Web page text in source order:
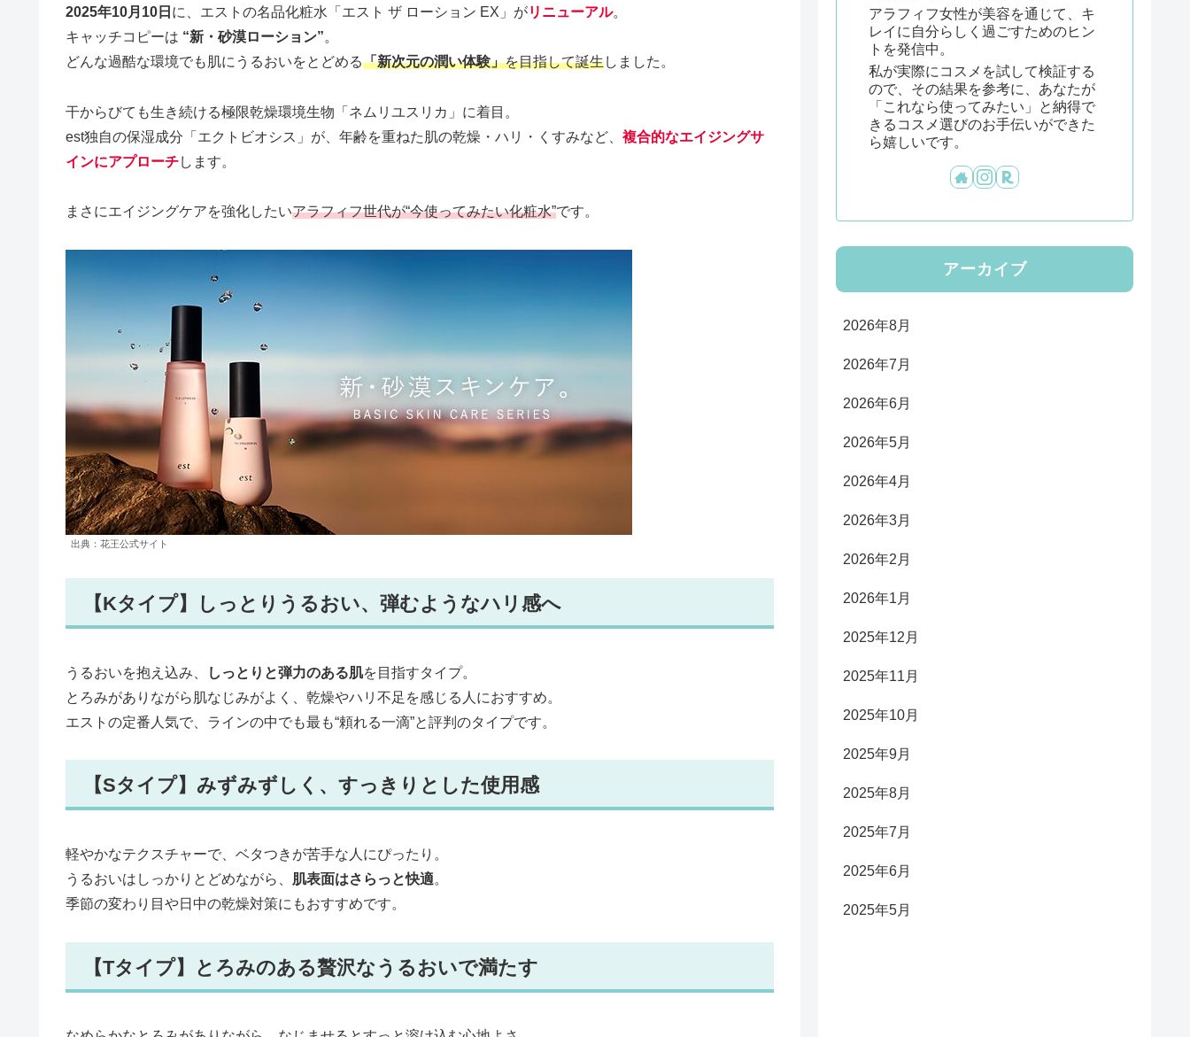
2025年10月10日 に、エストの名品化粧水「エスト ザ ローション EX」がリニューアル。
キャッチコピーは “新・砂漠ローション”。
どんな過酷な環境でも肌にうるおいをとどめる「新次元の潤い体験」を目指して誕生しました。
干からびても生き続ける極限乾燥環境生物「ネムリユスリカ」に着目。
est独自の保湿成分「エクトビオシス」が、年齢を重ねた肌の乾燥・ハリ・くすみなど、 複合的なエイジングサ
インにアプローチします。
まさにエイジングケアを強化したいアラフィフ世代が“今使ってみたい化粧水”です。
出典：花王公式サイト
【Kタイプ】しっとりうるおい、弾むようなハリ感へ
うるおいを抱え込み、 しっとりと弾力のある肌を目指すタイプ。
とろみがありながら肌なじみがよく、乾燥やハリ不足を感じる人におすすめ。
エストの定番人気で、ラインの中でも最も“頼れる一滴”と評判のタイプです。
【Sタイプ】みずみずしく、すっきりとした使用感
軽やかなテクスチャーで、ベタつきが苦手な人にぴったり。
うるおいはしっかりとどめながら、 肌表面はさらっと快適。
季節の変わり目や日中の乾燥対策にもおすすめです。
【Tタイプ】とろみのある贅沢なうるおいで満たす
アラフィフ女性が美容を通じて、キ
レイに自分らしく過ごすためのヒン
トを発信中。
私が実際にコスメを試して検証する
ので、その結果を参考に、あなたが
「これなら使ってみたい」と納得で
きるコスメ選びのお手伝いができた
ら嬉しいです。
アーカイブ
2026年8月
2026年7月
2026年6月
2026年5月
2026年4月
2026年3月
2026年2月
2026年1月
2025年12月
2025年11月
2025年10月
2025年9月
2025年8月
2025年7月
2025年6月
2025年5月